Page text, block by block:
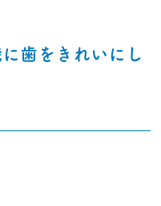
歯をきれいにし